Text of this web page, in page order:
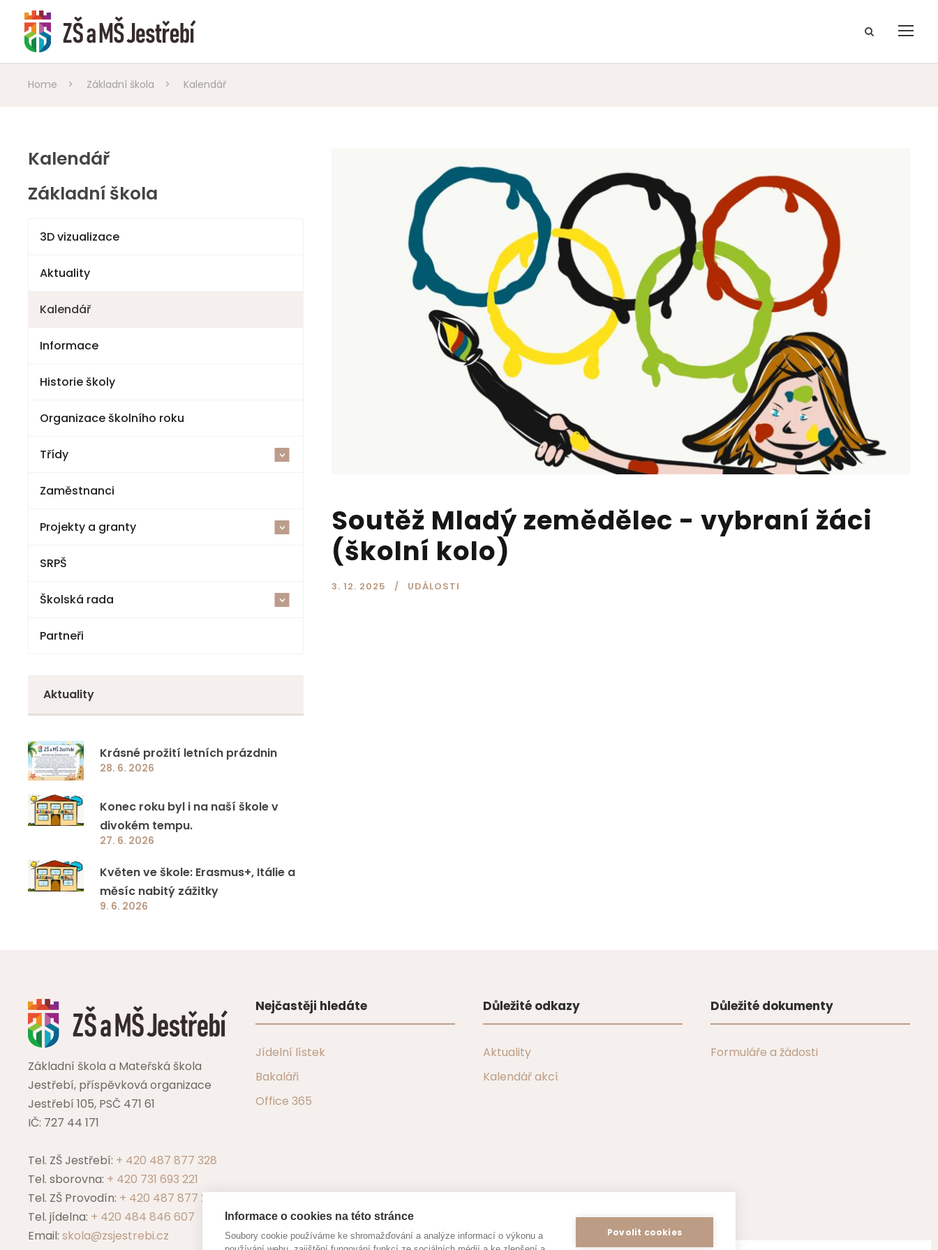
Home > Základní škola > Kalendář
Soutěž Mladý zemědělec - vybraní žáci
(školní kolo)
3. 12. 2025 UDÁLOSTI
Kalendář
Základní škola
3D vizualizace
Aktuality
Kalendář
Informace
Historie školy
Organizace školního roku
Třídy <
2025-26
1. třída
2. třída
3. třída
4. třída
7. třída
8. třída
9. třída
Zaměstnanci
Projekty a granty <
Šablony V ZŠ a MŠ Jestřebí
Cvičná kuchyňka a polytechnická dílna
Národní plán obnovy – komponenta 3.1
Jazyková a přírodovědná učebna ZŠ a MŠ
Jestřebí
Ovoce a mléko do škol
Školní projekty
SRPŠ
Školská rada <
Volby
Partneři
Aktuality
Krásné prožití letních prázdnin
28. 6. 2026
Konec roku byl i na naší škole v
divokém tempu.
27. 6. 2026
Květen ve škole: Erasmus+, Itálie a
měsíc nabitý zážitky
9. 6. 2026
Základní škola a Mateřská škola
Jestřebí, příspěvková organizace
Jestřebí 105, PSČ 471 61
IČ: 727 44 171
Tel. ZŠ Jestřebí: + 420 487 877 328
Tel. sborovna: + 420 731 693 221
Tel. ZŠ Provodín: + 420 487 877 229
Tel. jídelna: + 420 484 846 607
Email: skola@zsjestrebi.cz
Nejčastěji hledáte
Jídelní lístek
Bakaláři
Office 365
Důležité odkazy
Aktuality
Kalendář akcí
Důležité dokumenty
Formuláře a žádosti
Informace o cookies na této stránce
Soubory cookie používáme ke shromažďování a analýze informací o výkonu a
Povolit cookies